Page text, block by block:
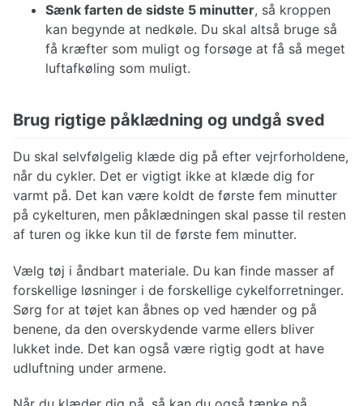
Sænk farten de sidste 5 minutter, så kroppen
kan begynde at nedkøle. Du skal altså bruge så
få kræfter som muligt og forsøge at få så meget
luftafkøling som muligt.
Brug rigtige påklædning og undgå sved
Du skal selvfølgelig klæde dig på efter vejrforholdene,
når du cykler. Det er vigtigt ikke at klæde dig for
varmt på. Det kan være koldt de første fem minutter
på cykelturen, men påklædningen skal passe til resten
af turen og ikke kun til de første fem minutter.
Vælg tøj i åndbart materiale. Du kan finde masser af
forskellige løsninger i de forskellige cykelforretninger.
Sørg for at tøjet kan åbnes op ved hænder og på
benene, da den overskydende varme ellers bliver
lukket inde. Det kan også være rigtig godt at have
udluftning under armene.